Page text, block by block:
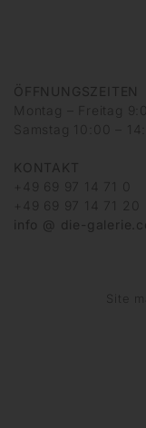
ÖFFNUNGSZEITEN
Montag – Freitag
Samstag 10:00 –
KONTAKT
+49 69 97 14 71 0
+49 69 97 14 71 20
info @ die-
Site